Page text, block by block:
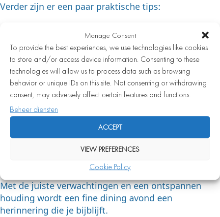
Manage Consent
To provide the best experiences, we use technologies like cookies
to store and/or access device information. Consenting to these
technologies will allow us to process data such as browsing
behavior or unique IDs on this site. Not consenting or withdrawing
consent, may adversely affect certain features and functions.
Beheer diensten
ACCEPT
VIEW PREFERENCES
Cookie Policy
Verder zijn er een paar praktische tips:
de timing van de keuken nauwkeurig afgestemd.
Draag kleding die past bij de sfeer van het
restaurant. Fine dining vraagt doorgaans om
smart casual of formele kleding.
Zet je telefoon op stil en neem de tijd. Een
meergangenmenu is geen haastige maaltijd.
Overweeg de wijnpairing vooraf. Vraag de
sommelier om advies als je twijfelt.
Eet niet te veel op de dag zelf. Een uitgebreid
menu vraagt ruimte.
Met de juiste verwachtingen en een ontspannen
houding wordt een fine dining avond een
herinnering die je bijblijft.